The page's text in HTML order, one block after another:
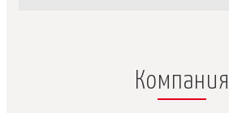
Компания